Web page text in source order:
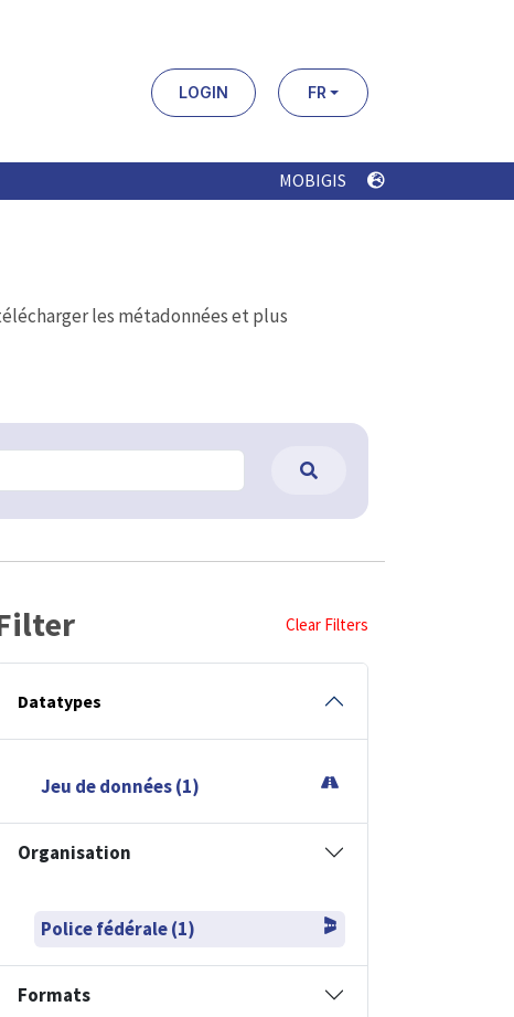
LOGIN FR
MOBIGIS
les métadonnées et plus
Clear Filters
Datatypes
Jeu de données (1)
Organisation
Police fédérale (1)
Formats